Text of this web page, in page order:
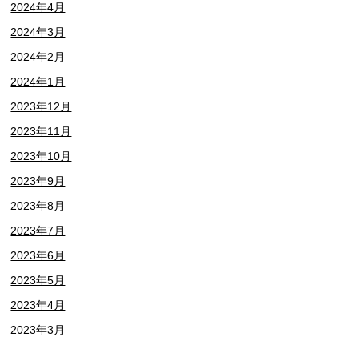
2024年4月
2024年3月
2024年2月
2024年1月
2023年12月
2023年11月
2023年10月
2023年9月
2023年8月
2023年7月
2023年6月
2023年5月
2023年4月
2023年3月